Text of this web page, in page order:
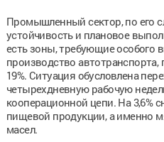
Промышленный сектор, по его
устойчивость и плановое
есть зоны, требующие особого
производство
19%. Ситуация обусловлена
четырехдневную рабочую
кооперационной цепи. На 3,6%
пищевой продукции, а именно
масел.